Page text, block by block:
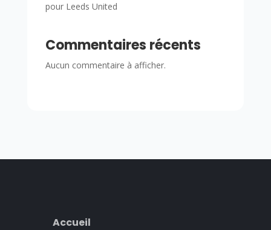
pour Leeds United
Commentaires récents
Aucun commentaire à afficher.
Accueil